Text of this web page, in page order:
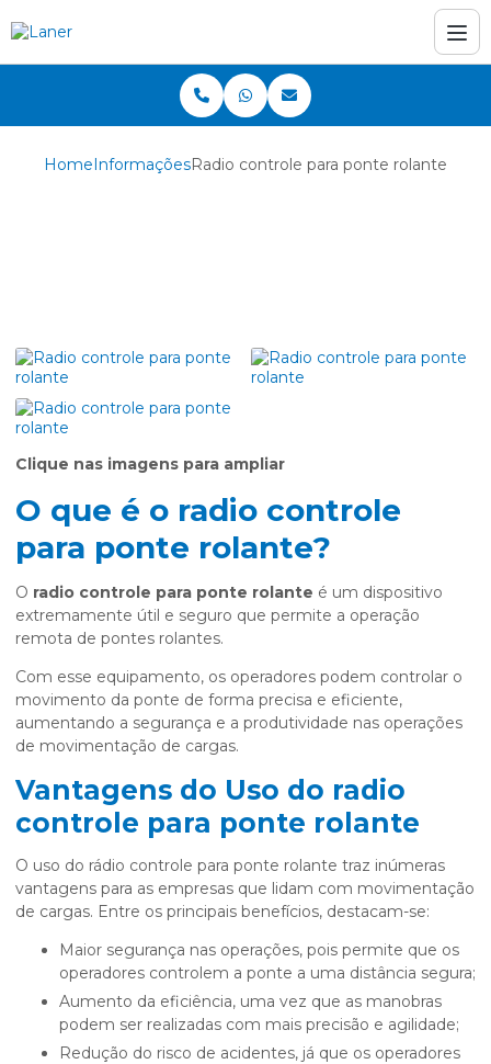
HomeInformaçõesRadio controle para ponte rolante
Clique nas imagens para ampliar
O que é o radio controle
para ponte rolante?
O radio controle para ponte rolante é um dispositivo
extremamente útil e seguro que permite a operação
remota de pontes rolantes.
Com esse equipamento, os operadores podem controlar o
movimento da ponte de forma precisa e eficiente,
aumentando a segurança e a produtividade nas operações
de movimentação de cargas.
Vantagens do Uso do radio
controle para ponte rolante
O uso do rádio controle para ponte rolante traz inúmeras
vantagens para as empresas que lidam com movimentação
de cargas. Entre os principais benefícios, destacam-se:
Maior segurança nas operações, pois permite que os
operadores controlem a ponte a uma distância segura;
Aumento da eficiência, uma vez que as manobras
podem ser realizadas com mais precisão e agilidade;
Redução do risco de acidentes, já que os operadores